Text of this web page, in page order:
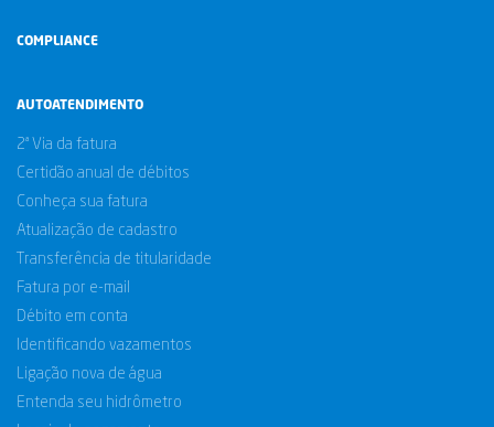
COMPLIANCE
AUTOATENDIMENTO
2ª Via da fatura
Certidão anual de débitos
Conheça sua fatura
Atualização de cadastro
Transferência de titularidade
Fatura por e-mail
Débito em conta
Identificando vazamentos
Ligação nova de água
Entenda seu hidrômetro